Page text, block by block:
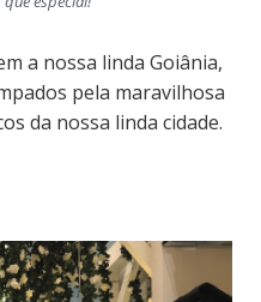
a nossa linda Goiânia,
pela maravilhosa
da nossa linda cidade.